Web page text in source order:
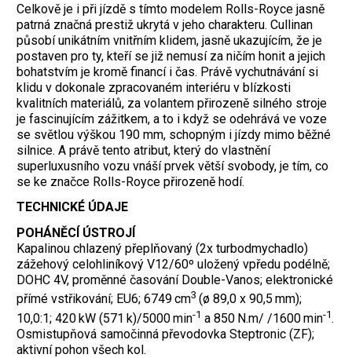
Celkově je i při jízdě s tímto modelem Rolls-Royce jasně
patrná značná prestiž ukrytá v jeho charakteru. Cullinan
působí unikátním vnitřním klidem, jasně ukazujícím, že je
postaven pro ty, kteří se již nemusí za ničím honit a jejich
bohatstvím je kromě financí i čas. Právě vychutnávání si
klidu v dokonale zpracovaném interiéru v blízkosti
kvalitních materiálů, za volantem přirozeně silného stroje
je fascinujícím zážitkem, a to i když se odehrává ve voze
se světlou výškou 190 mm, schopným i jízdy mimo běžné
silnice. A právě tento atribut, který do vlastnění
superluxusního vozu vnáší prvek větší svobody, je tím, co
se ke značce Rolls-Royce přirozeně hodí.
TECHNICKÉ ÚDAJE
POHÁNĚCÍ ÚSTROJÍ
Kapalinou chlazený přeplňovaný (2x turbodmychadlo)
zážehový celohliníkový V12/60º uložený vpředu podélně;
DOHC 4V, proměnné časování Double-Vanos; elektronické
přímé vstřikování; EU6; 6749 cm3 (ø 89,0 x 90,5 mm);
10,0:1; 420 kW (571 k)/5000 min-1 a 850 N.m/ /1600 min-1.
Osmistupňová samočinná převodovka Steptronic (ZF);
aktivní pohon všech kol.